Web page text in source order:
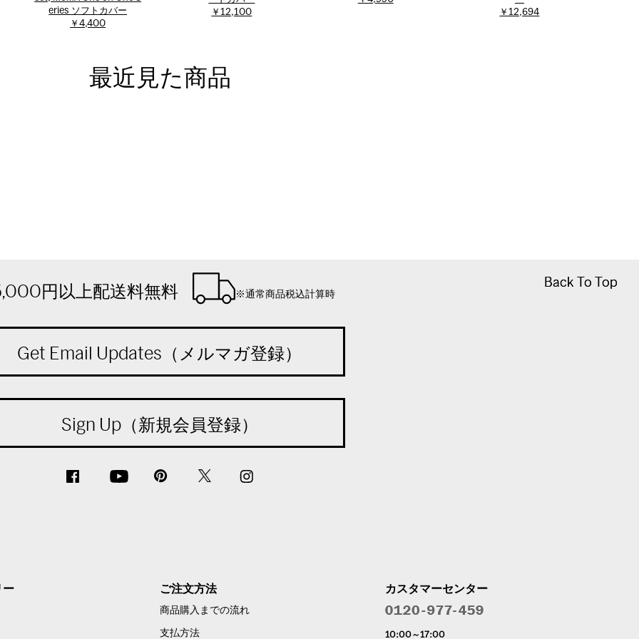
eries ソフトカバー
￥4,400
￥12,100
￥12,694
最近見た商品
Back To Top
Back To Top
円以上配送料無料 ※通常商品税込計算時
Get Email Updates（メルマガ登録）
Sign Up（新規会員登録）
ー ご注文方法
商品購入までの流れ
支払方法
カスタマーセンター
10:00～17:00